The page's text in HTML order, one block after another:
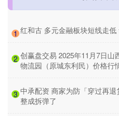
1 红和古 多元金融板块短线走
2 创赢盘交易 2025年11月7日山
物流园（原城东利民）价格行
3 中承配资 商家为防「穿过再
整成拆弹了